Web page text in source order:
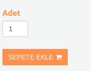
Adet